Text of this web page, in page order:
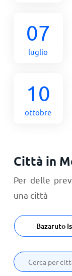
07
luglio
10
ottobre
Città in
Per delle
una città
Bazaruto